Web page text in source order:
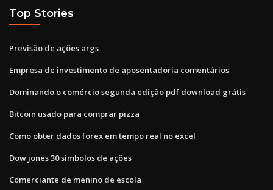
Top Stories
Previsão de ações args
Empresa de investimento de aposentadoria comentários
Dominando o comércio segunda edição pdf download grátis
Bitcoin usado para comprar pizza
Como obter dados forex em tempo real no excel
Dow jones 30 símbolos de ações
Comerciante de menino de escola